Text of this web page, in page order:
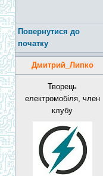
Повернутися до
початку
Дмитрий_Липко
Творець
електромобіля, член
клубу